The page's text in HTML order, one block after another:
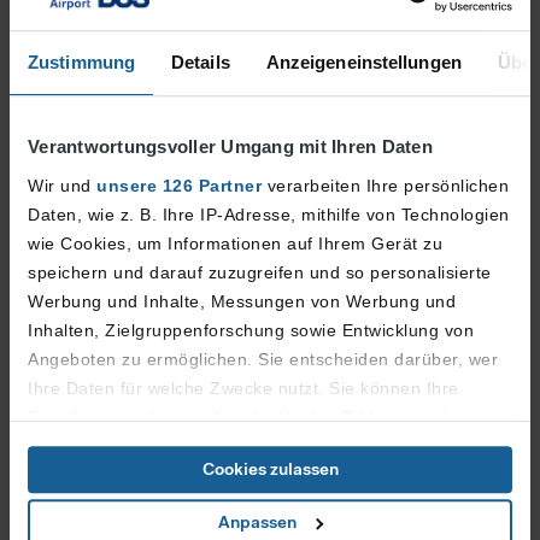
Zustimmung Details Anzeigeneinstellungen
Verantwortungsvoller Umgang mit Ihren Daten
Wir und unsere 126 Partnerverarbeiten Ihre persönlichen
Daten, wie z. B. Ihre IP-Adresse, mithilfe von Technologien
wie Cookies, um Informationen auf Ihrem Gerät zu
speichern und darauf zuzugreifen und so personalisierte
Werbung und Inhalte, Messungen von Werbung und
Inhalten, Zielgruppenforschung sowie Entwicklung von
Angeboten zu ermöglichen. Sie entscheiden darüber, wer
Ihre Daten für welche Zwecke nutzt. Sie können Ihre
Einwilligung jederzeit über die Cookie-Erklärung oder
durch Klicken auf das Privacy Trigger Symbol ändern oder
Wenn Sie es erlauben, würden wir auch gerne:
Cookies zulassen
Anpassen
Geldwechsel
Gepäckaufbewahrung
Gepäckermittlung
Gepäckversiegelung / Safer Bag
Gepäckwagen
Hotel
Information
Konferenzzentrum
Lounges